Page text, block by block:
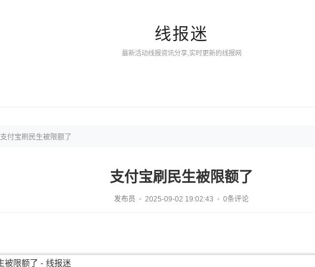
线报迷
最新活动线报资讯分享,实时更新的线报网
支付宝刷民生被限额了
支付宝刷民生被限额了
发布员 2025-09-02 19:02:43 0条评论